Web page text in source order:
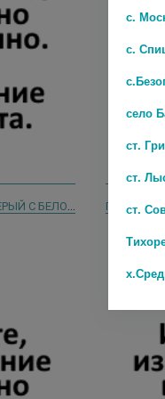
ГОРШОК ТУАЛЕТНЫЙ МИНИ, СЕРЫЙ С БЕЛОЙ КРЫШКОЙ KIDWICK
344 руб.
с.
с.
село
ст.
ст.
ст.